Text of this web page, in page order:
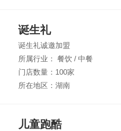
诞生礼
诞生礼诚邀加盟
所属行业： 餐饮 / 中餐
门店数量：100家
所在地区：湖南
儿童跑酷